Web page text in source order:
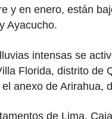
y en enero, están
Ayacucho.
intensas se
Florida, distrito
anexo de Arirahua,
de Lima,